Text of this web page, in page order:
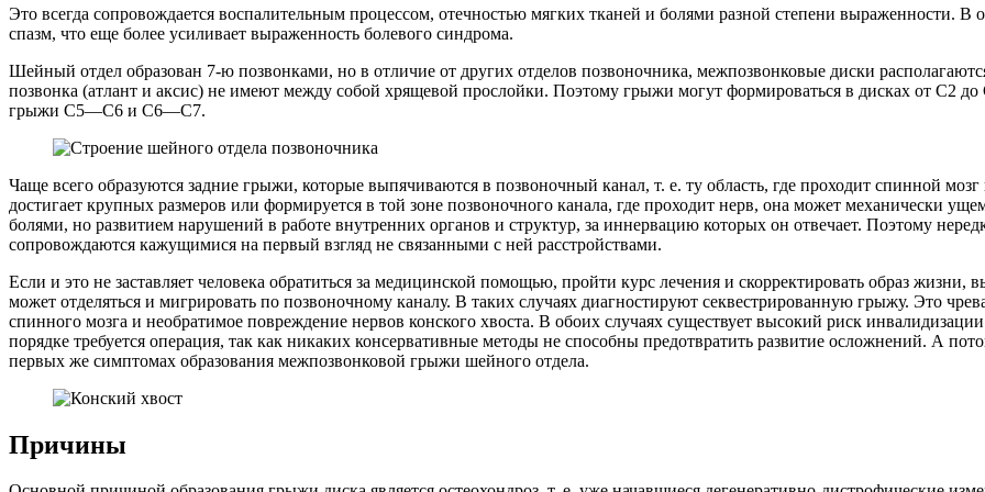
Это всегда сопровождается воспалительным процессом, отечностью мягких тканей и болями разной степени выраженности.
спазм, что еще более усиливает выраженность болевого синдрома.
Шейный отдел образован 7-ю позвонками, но в отличие от других отделов позвоночника, межпозвонковые диски
позвонка (атлант и аксис) не имеют между собой хрящевой прослойки. Поэтому грыжи могут формироваться в дисках от С2
грыжи С5—С6 и С6—С7.
Чаще всего образуются задние грыжи, которые выпячиваются в позвоночный канал, т. е. ту область, где проходит спинной
достигает крупных размеров или формируется в той зоне позвоночного канала, где проходит нерв, она может механически
болями, но развитием нарушений в работе внутренних органов и структур, за иннервацию которых он отвечает. Поэтому
сопровождаются кажущимися на первый взгляд не связанными с ней расстройствами.
Если и это не заставляет человека обратиться за медицинской помощью, пройти курс лечения и скорректировать образ жизни,
может отделяться и мигрировать по позвоночному каналу. В таких случаях диагностируют секвестрированную грыжу. Это
спинного мозга и необратимое повреждение нервов конского хвоста. В обоих случаях существует высокий риск
порядке требуется операция, так как никаких консервативные методы не способны предотвратить развитие осложнений. А
первых же симптомах образования межпозвонковой грыжи шейного отдела.
Причины